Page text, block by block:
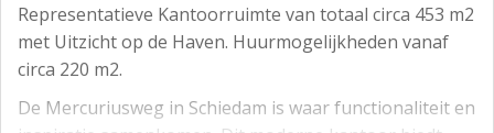
Representatieve Kantoorruimte van totaal circa 453 m2
met Uitzicht op de Haven. Huurmogelijkheden vanaf
circa 220 m2.
De Mercuriusweg in Schiedam is waar functionaliteit en